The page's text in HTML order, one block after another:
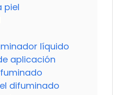
piel
líquido
aplicación
difuminado